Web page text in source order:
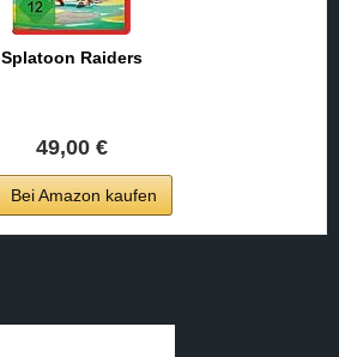
Splatoon Raiders
49,00 €
Bei Amazon kaufen